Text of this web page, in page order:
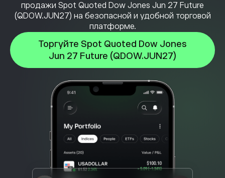
продажи Spot Quoted Dow Jones Jun 27 Future
(QDOW.JUN27) на безопасной и удобной торговой
платформе.
Торгуйте Spot Quoted Dow Jones
Jun 27 Future (QDOW.JUN27)